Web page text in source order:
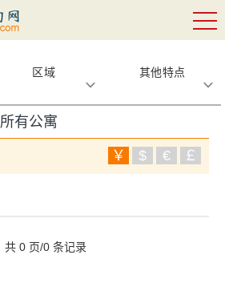
区域 其他特点
所有公寓
￥ $ € ￡
共 0 页/0 条记录